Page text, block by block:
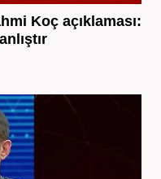
Koç açıklaması: